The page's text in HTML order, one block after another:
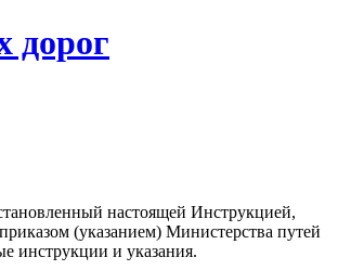
дорог
настоящей Инструкцией,
(указанием) Министерства путей
инструкции и указания.